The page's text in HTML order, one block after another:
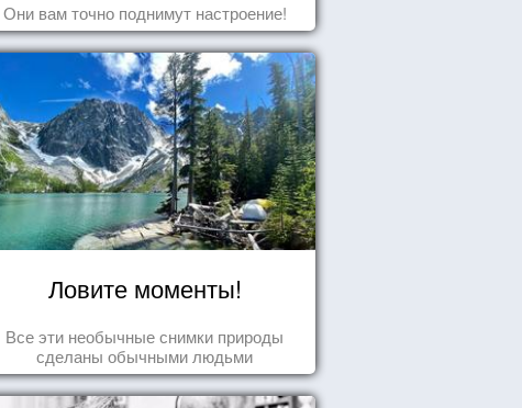
Они вам точно поднимут настроение!
Ловите моменты!
Все эти необычные снимки природы
сделаны обычными людьми